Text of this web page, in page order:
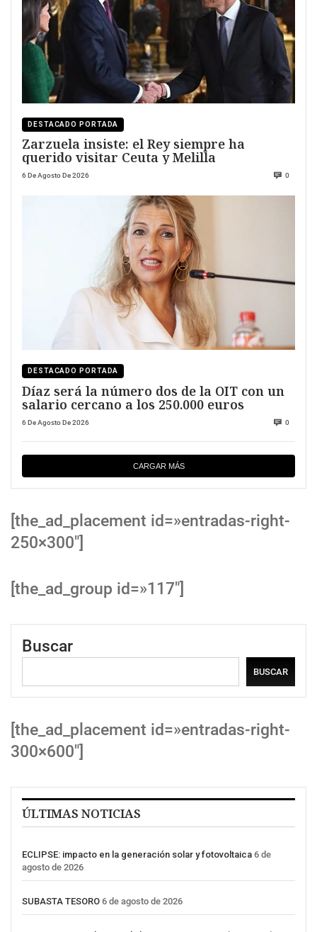
DESTACADO PORTADA
Zarzuela insiste: el Rey siempre ha
querido visitar Ceuta y Melilla
6 De Agosto De 2026 0
DESTACADO PORTADA
Díaz será la número dos de la OIT con un
salario cercano a los 250.000 euros
6 De Agosto De 2026 0
CARGAR MÁS
[the_ad_placement id=»entradas-right-
250×300″]
[the_ad_group id=»117″]
Buscar
BUSCAR
[the_ad_placement id=»entradas-right-
300×600″]
ÚLTIMAS NOTICIAS
ECLIPSE: impacto en la generación solar y fotovoltaica 6 de
agosto de 2026
SUBASTA TESORO 6 de agosto de 2026